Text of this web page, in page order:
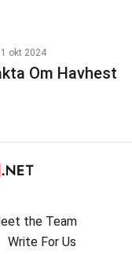
okt 2024
Om Havhest
the Team
Write For Us